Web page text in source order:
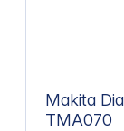
Makita
TMA070